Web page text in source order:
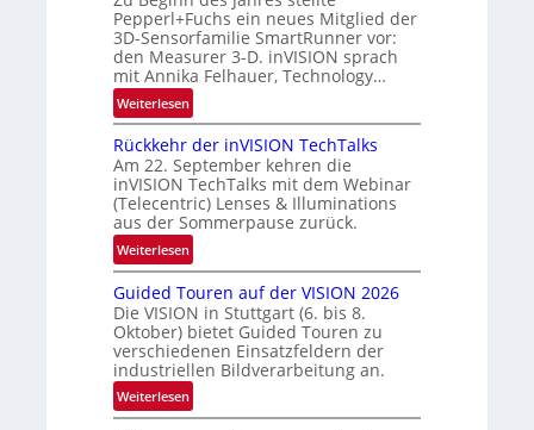
a
u
m
f
a
h
r
t
t
e
c
h
n
i
k
e
r
s
c
h
t
z
w
i
s
c
h
e
n
4
K
Pepperl+Fuchs ein neues Mitglied der
3D-Sensorfamilie SmartRunner vor:
den Measurer 3-D. inVISION sprach
mit Annika Felhauer, Technology…
Weiterlesen:
U
n
b
e
g
r
e
z
t
e
M
ö
g
Rückkehr der inVISION TechTalks
Am 22. September kehren die
inVISION TechTalks mit dem Webinar
(Telecentric) Lenses & Illuminations
aus der Sommerpause zurück.
Weiterlesen:
R
ü
c
k
k
e
h
Guided Touren auf der VISION 2026
Die VISION in Stuttgart (6. bis 8.
Oktober) bietet Guided Touren zu
verschiedenen Einsatzfeldern der
industriellen Bildverarbeitung an.
Weiterlesen:
G